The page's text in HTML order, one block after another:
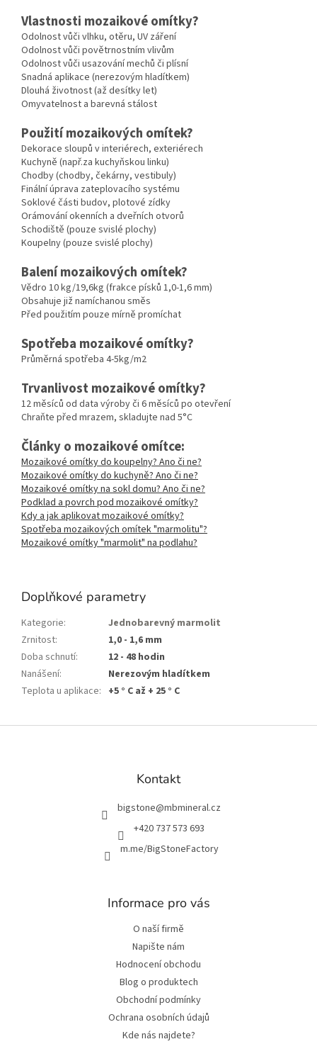
Vlastnosti mozaikové omítky?
Odolnost vůči vlhku, otěru, UV záření
Odolnost vůči povětrnostním vlivům
Odolnost vůči usazování mechů či plísní
Snadná aplikace (nerezovým hladítkem)
Dlouhá životnost (až desítky let)
Omyvatelnost a barevná stálost
Použití mozaikových omítek?
Dekorace sloupů v interiérech, exteriérech
Kuchyně (např.za kuchyňskou linku)
Chodby (chodby, čekárny, vestibuly)
Finální úprava zateplovacího systému
Soklové části budov, plotové zídky
Orámování okenních a dveřních otvorů
Schodiště (pouze svislé plochy)
Koupelny (pouze svislé plochy)
Balení mozaikových omítek?
Vědro 10 kg/19,6kg (frakce písků 1,0-1,6 mm)
Obsahuje již namíchanou směs
Před použitím pouze mírně promíchat
Spotřeba mozaikové omítky?
Průměrná spotřeba 4-5kg/m2
Trvanlivost mozaikové omítky?
12 měsíců od data výroby či 6 měsíců po otevření
Chraňte před mrazem, skladujte nad 5°C
Články o mozaikové omítce:
Mozaikové omítky do koupelny? Ano či ne?
Mozaikové omítky do kuchyně? Ano či ne?
Mozaikové omítky na sokl domu? Ano či ne?
Podklad a povrch pod mozaikové omítky?
Kdy a jak aplikovat mozaikové omítky?
Spotřeba mozaikových omítek "marmolitu"?
Mozaikové omítky "marmolit" na podlahu?
Doplňkové parametry
Kategorie:
Jednobarevný marmolit
Zrnitost:
1,0 - 1,6 mm
Doba schnutí:
12 - 48 hodin
Nanášení:
Nerezovým hladítkem
Teplota u aplikace: +5 ° C až + 25 ° C
Z
Kontakt
bigstone@mbmineral.cz
+420 737 573 693
m.me/BigStoneFactory
Informace pro vás
O naší firmě
Napište nám
Hodnocení obchodu
Blog o produktech
Obchodní podmínky
Ochrana osobních údajů
Kde nás najdete?